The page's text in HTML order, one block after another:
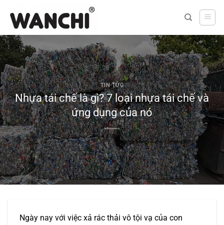
qua
dung
TIN TỨC
Nhựa tái chế là gì? 7 loại nhựa tái chế và
ứng dụng của nó
Ngày nay với việc xả rác thải vô tội vạ của con